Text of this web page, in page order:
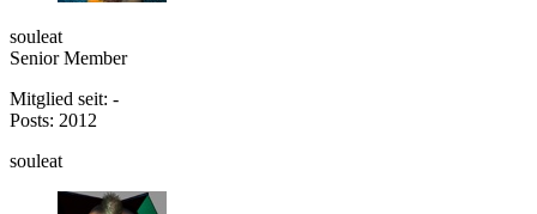
souleat
Senior Member
Mitglied seit: -
Posts: 2012
souleat